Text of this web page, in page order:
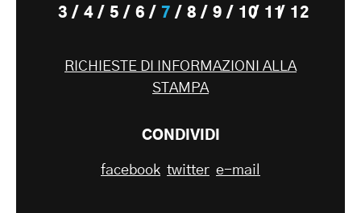
3 4 5 6 7 8 9 10 11 12
RICHIESTE DI INFORMAZIONI ALLA
STAMPA
CONDIVIDI
facebook twitter e-mail